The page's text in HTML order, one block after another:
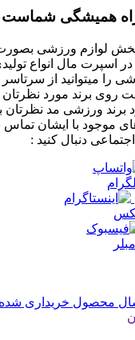
همیشگی شماست
لوازم ورزشی
اسپرت مال انواع
را میتوانید از سرتاسر
روی برند مورد نظرتان
برند ورزشی مد نظرتان
موجود با ایشان تماس
دنبال کنید :
محصول خریداری شده